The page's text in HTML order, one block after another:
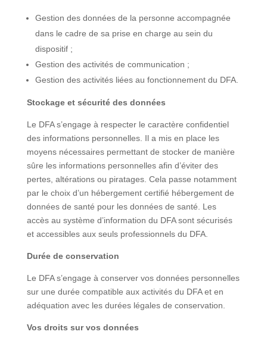
Gestion des données de la personne accompagnée
dans le cadre de sa prise en charge au sein du
dispositif ;
Gestion des activités de communication ;
Gestion des activités liées au fonctionnement du DFA.
Stockage et sécurité des données
Le DFA s’engage à respecter le caractère confidentiel
des informations personnelles. Il a mis en place les
moyens nécessaires permettant de stocker de manière
sûre les informations personnelles afin d’éviter des
pertes, altérations ou piratages. Cela passe notamment
par le choix d’un hébergement certifié hébergement de
données de santé pour les données de santé. Les
accès au système d’information du DFA sont sécurisés
et accessibles aux seuls professionnels du DFA.
Durée de conservation
Le DFA s’engage à conserver vos données personnelles
sur une durée compatible aux activités du DFA et en
adéquation avec les durées légales de conservation.
Vos droits sur vos données